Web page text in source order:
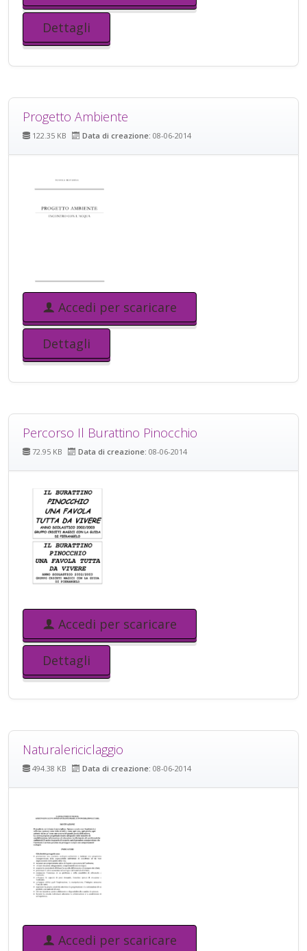
Dettagli
Progetto Ambiente
122.35 KB Data di creazione: 08-06-2014
Accedi per scaricare
Dettagli
Percorso Il Burattino Pinocchio
72.95 KB Data di creazione: 08-06-2014
Accedi per scaricare
Dettagli
Naturalericiclaggio
494.38 KB Data di creazione: 08-06-2014
Accedi per scaricare